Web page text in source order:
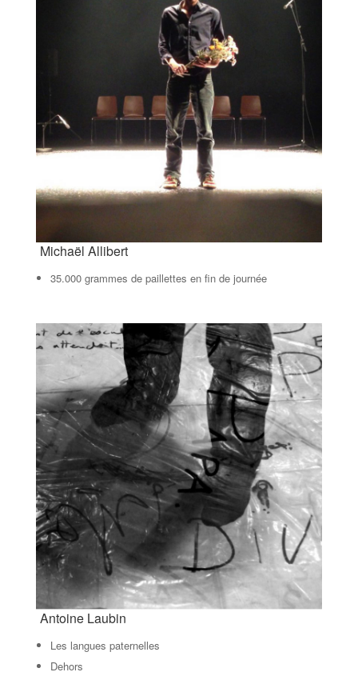
Michaël Allibert
35.000 grammes de paillettes en fin de journée
Antoine Laubin
Les langues paternelles
Dehors